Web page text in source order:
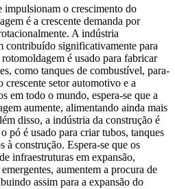
o crescimento do
é a crescente demanda por
A indústria
contribuído significativamente para
é usado para fabricar
como tanques de combustível, para-
crescente setor automotivo e a
em todo o mundo, espera-se que a
aumente, alimentando ainda mais
disso, a indústria da construção é
pó é usado para criar tubos, tanques
à construção. Espera-se que os
infraestruturas em expansão,
aumentem a procura de
assim para a expansão do